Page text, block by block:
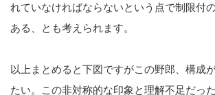
れていなければならないという点で制限付
ある、とも考えられます。
以上まとめると下図ですがこの野郎、構成
たい。この非対称的な印象と理解不足だっ